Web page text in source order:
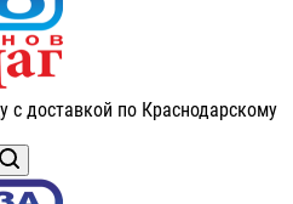
с доставкой по Краснодарскому